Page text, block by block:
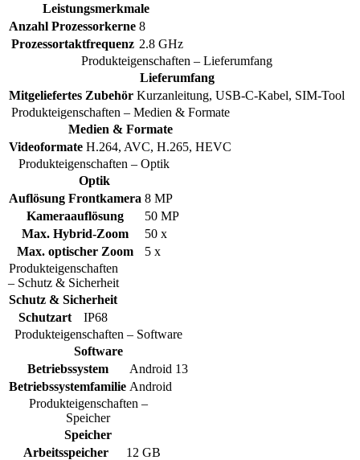
Leistungsmerkmale
Anzahl Prozessorkerne 8
Prozessortaktfrequenz 2.8 GHz
Produkteigenschaften – Lieferumfang
Lieferumfang
Mitgeliefertes Zubehör Kurzanleitung, USB-C-Kabel, SIM-Tool
Produkteigenschaften – Medien & Formate
Medien & Formate
Videoformate H.264, AVC, H.265, HEVC
Produkteigenschaften – Optik
Optik
Auflösung Frontkamera 8 MP
Kameraauflösung
50 MP
Max. Hybrid-Zoom
50 x
Max. optischer Zoom
5 x
Produkteigenschaften
– Schutz & Sicherheit
Schutz & Sicherheit
Schutzart
IP68
Produkteigenschaften – Software
Software
Betriebssystem
Android 13
Betriebssystemfamilie Android
Produkteigenschaften –
Speicher
Speicher
Arbeitsspeicher
12 GB